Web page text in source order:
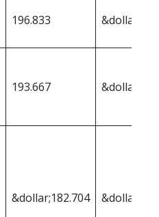
196.833
193.667
&dollar;182.704